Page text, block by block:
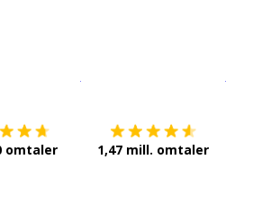
omtaler 1,47 mill. omtaler